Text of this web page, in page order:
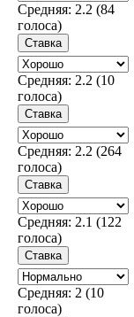
Средняя: 2.2 (84
голоса)
Средняя: 2.2 (10
голоса)
Средняя: 2.2 (264
голоса)
Средняя: 2.1 (122
голоса)
Средняя: 2 (10
голоса)